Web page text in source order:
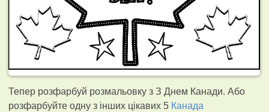
Тепер розфарбуй розмальовку з З Днем Канади. Або
розфарбуйте одну з інших цікавих 5 Канада